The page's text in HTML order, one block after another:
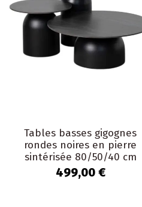
Tables basses gigognes
rondes noires en pierre
sintérisée 80/50/40 cm
Orciano
499,00 €